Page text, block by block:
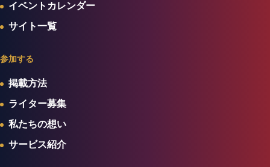
イベントカレンダー
サイト一覧
参加する
掲載方法
ライター募集
私たちの想い
サービス紹介